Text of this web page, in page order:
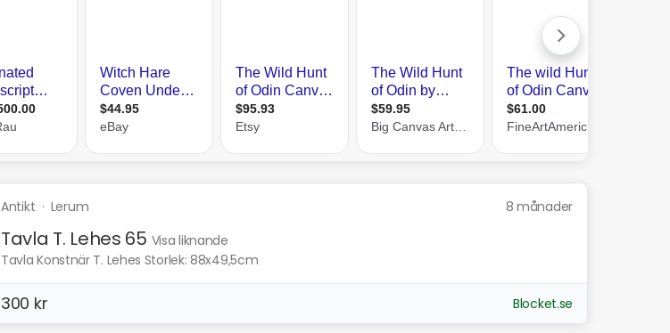
Antikt · Lerum 8 månader
Tavla T. Lehes 65 Visa liknande
Tavla Konstnär T. Lehes Storlek: 88x49,5cm
300 kr Blocket.se